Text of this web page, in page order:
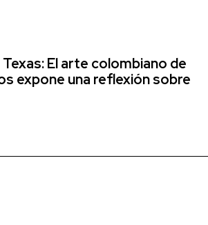
Texas: El arte colombiano de
expone una reflexión sobre